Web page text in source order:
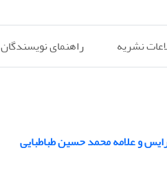
نشریه راهنمای نویسندگان
و علامه محمد حسین طباطبایی